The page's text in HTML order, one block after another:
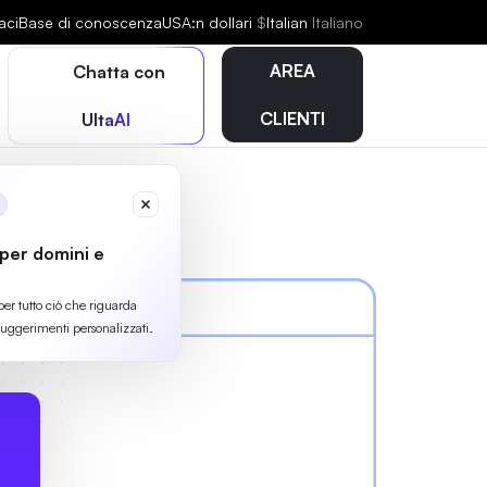
Base di conoscenzaUSA:n dollari $Italian Italiano
Chatta con
UltaAI
domini e
tutto ciò che riguarda
personalizzati.
AREA
CLIENTI